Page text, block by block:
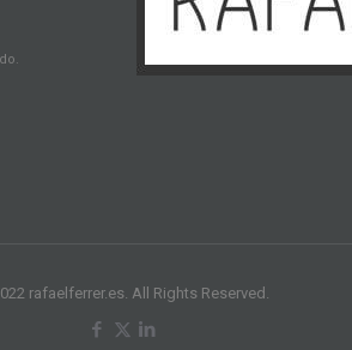
rafaelferrer.es. All Rights Reserved.